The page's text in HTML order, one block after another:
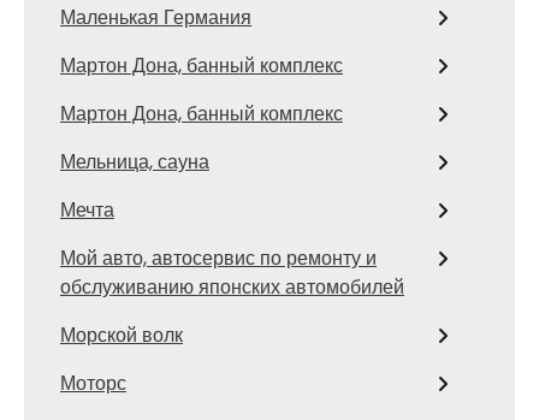
Маленькая Германия
Мартон Дона, банный комплекс
Мартон Дона, банный комплекс
Мельница, сауна
Мечта
Мой авто, автосервис по ремонту и
обслуживанию японских автомобилей
Морской волк
Моторс